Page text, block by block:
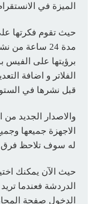
الميزة في
حيث تقوم فكرتها
مدة 24 ساعة
برؤيتها على الفيس
الفلاتر و اضافة
قبل نشرها في
والاصدار الجديد
الاجهزة جميعها
له سوف تلاحظ فرق
حيث الآن يمكنك
الدردشة فعندما
الدخول صفحة